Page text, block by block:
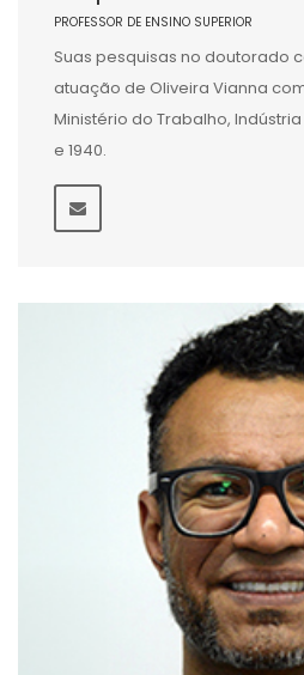
PROFESSOR DE ENSINO SUPERIOR
Suas pesquisas no doutorado
atuação de Oliveira Vianna
Ministério do Trabalho,
e 1940.